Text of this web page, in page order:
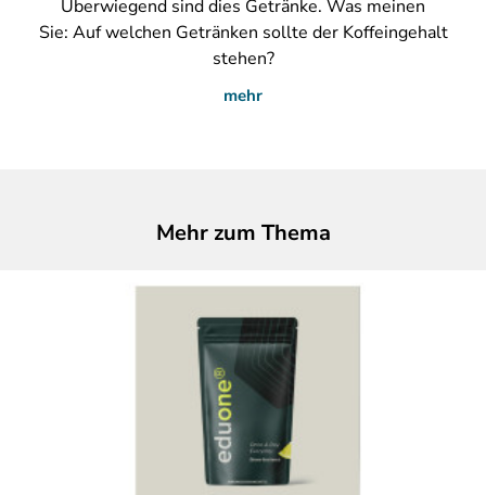
Überwiegend sind dies Getränke. Was meinen
Sie: Auf welchen Getränken sollte der Koffeingehalt
stehen?
mehr
Mehr zum Thema